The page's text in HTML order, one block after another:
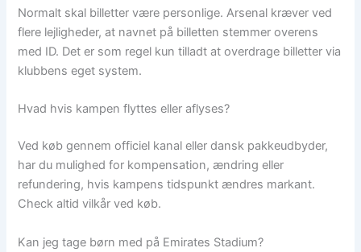
Normalt skal billetter være personlige. Arsenal kræver ved
flere lejligheder, at navnet på billetten stemmer overens
med ID. Det er som regel kun tilladt at overdrage billetter via
klubbens eget system.
Hvad hvis kampen flyttes eller aflyses?
Ved køb gennem officiel kanal eller dansk pakkeudbyder,
har du mulighed for kompensation, ændring eller
refundering, hvis kampens tidspunkt ændres markant.
Check altid vilkår ved køb.
Kan jeg tage børn med på Emirates Stadium?